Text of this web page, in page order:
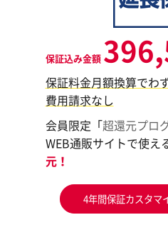
保証込み金額
保証料金月額換算でわ
費用請求なし
会員限定「超還元プロ
WEB通販サイトで使え
元！
4年間保証カスタマ